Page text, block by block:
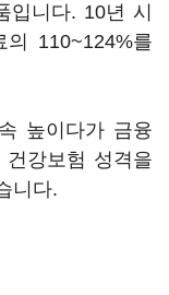
니다. 10년 시
110~124%를
높이다가 금융
강보험 성격을
니다.